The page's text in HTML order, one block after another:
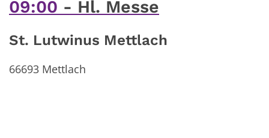
09:00 Hl. Messe
St. Lutwinus Mettlach
66693 Mettlach